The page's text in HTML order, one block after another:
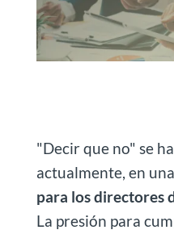
"Decir que no" se
actualmente, en una
para los directores
La presión para